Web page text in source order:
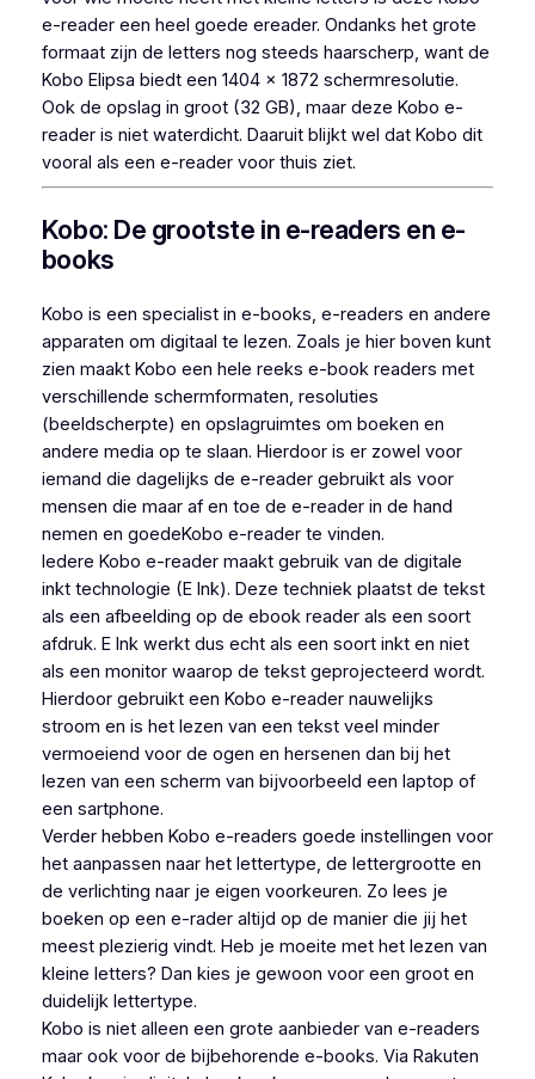
e-reader een heel goede ereader. Ondanks het grote
formaat zijn de letters nog steeds haarscherp, want de
Kobo Elipsa biedt een 1404 x 1872 schermresolutie.
Ook de opslag in groot (32 GB), maar deze Kobo e-
reader is niet waterdicht. Daaruit blijkt wel dat Kobo dit
vooral als een e-reader voor thuis ziet.
Kobo: De grootste in e-readers en e-
books
Kobo is een specialist in e-books, e-readers en andere
apparaten om digitaal te lezen. Zoals je hier boven kunt
zien maakt Kobo een hele reeks e-book readers met
verschillende schermformaten, resoluties
(beeldscherpte) en opslagruimtes om boeken en
andere media op te slaan. Hierdoor is er zowel voor
iemand die dagelijks de e-reader gebruikt als voor
mensen die maar af en toe de e-reader in de hand
nemen en goedeKobo e-reader te vinden.
Iedere Kobo e-reader maakt gebruik van de digitale
inkt technologie (E Ink). Deze techniek plaatst de tekst
als een afbeelding op de ebook reader als een soort
afdruk. E Ink werkt dus echt als een soort inkt en niet
als een monitor waarop de tekst geprojecteerd wordt.
Hierdoor gebruikt een Kobo e-reader nauwelijks
stroom en is het lezen van een tekst veel minder
vermoeiend voor de ogen en hersenen dan bij het
lezen van een scherm van bijvoorbeeld een laptop of
een sartphone.
Verder hebben Kobo e-readers goede instellingen voor
het aanpassen naar het lettertype, de lettergrootte en
de verlichting naar je eigen voorkeuren. Zo lees je
boeken op een e-rader altijd op de manier die jij het
meest plezierig vindt. Heb je moeite met het lezen van
kleine letters? Dan kies je gewoon voor een groot en
duidelijk lettertype.
Kobo is niet alleen een grote aanbieder van e-readers
maar ook voor de bijbehorende e-books. Via Rakuten